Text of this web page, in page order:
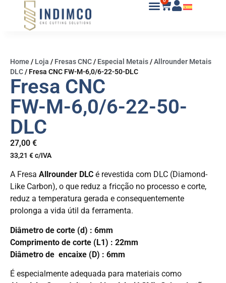
Home/ Loja / Fresas CNC/ Especial Metais/Allrounder Metais
DLC/ Fresa CNC FW-M-6,0/6-22-50-DLC
Fresa CNC
FW-M-6,0/6-22-50-
DLC
27,00 €
33,21 €c/IVA
A Fresa Allrounder DLC é revestida com DLC (Diamond-
Like Carbon), o que reduz a fricção no processo e corte,
reduz a temperatura gerada e consequentemente
prolonga a vida útil da ferramenta.
Diâmetro de corte (d) : 6mm
Comprimento de corte (L1) : 22mm
Diâmetro de encaixe (D) : 6mm
É especialmente adequada para materiais como